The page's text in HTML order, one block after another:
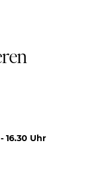
16.30 Uhr